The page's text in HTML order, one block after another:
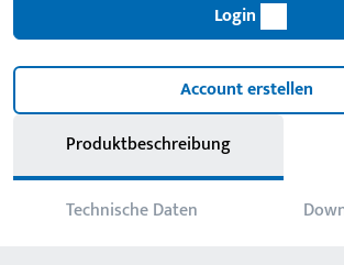
Login
Account erstellen
Produktbeschreibung
Technische Daten